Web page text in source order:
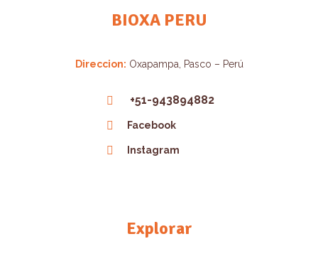
BIOXA PERU
Direccion: Oxapampa, Pasco – Perú
+51-943894882
Facebook
Instagram
Explorar